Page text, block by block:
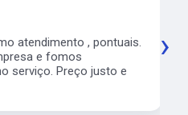
atendimento , pontuais.
e fomos
serviço. Preço justo e
›